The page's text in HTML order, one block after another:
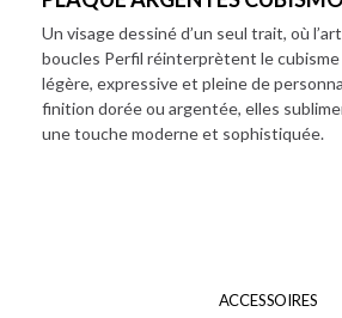
Un visage dessiné d’un seul trait, où
boucles Perfil réinterprètent le cubisme
légère, expressive et pleine de
finition dorée ou argentée, elles
une touche moderne et sophistiquée.
ACCESSOIRES